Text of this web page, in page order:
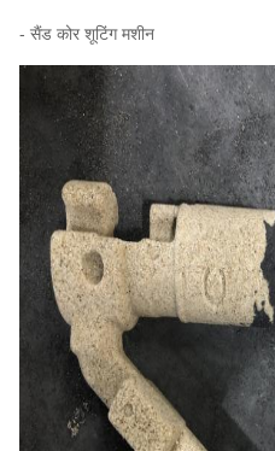
- सैंड कोर शूटिंग मशीन